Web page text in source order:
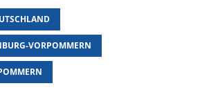
VORPOMMERN